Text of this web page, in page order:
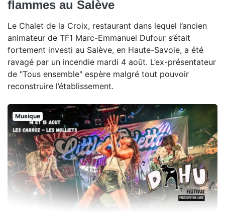
flammes au Salève
Le Chalet de la Croix, restaurant dans lequel l’ancien
animateur de TF1 Marc-Emmanuel Dufour s’était
fortement investi au Salève, en Haute-Savoie, a été
ravagé par un incendie mardi 4 août. L’ex-présentateur
de "Tous ensemble" espère malgré tout pouvoir
reconstruire l’établissement.
Musique